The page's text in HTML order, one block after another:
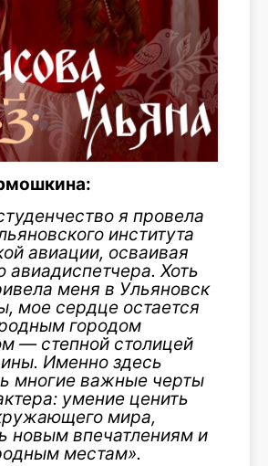
я провела
института
авиации, осваивая
авиадиспетчера. Хоть
меня в Ульяновск
мое сердце остается
городом
— степной столицей
Именно здесь
многие важные черты
умение ценить
мира,
новым впечатлениям и
местам».